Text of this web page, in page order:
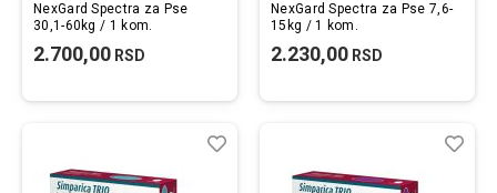
NexGard Spectra za Pse
30,1-60kg / 1 kom.
2.700,00 RSD
NexGard Spectra za Pse 7,6-
15kg / 1 kom.
2.230,00 RSD
Lista
Uporedi